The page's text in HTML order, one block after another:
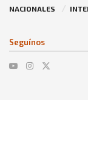
NACIONALES
Seguínos